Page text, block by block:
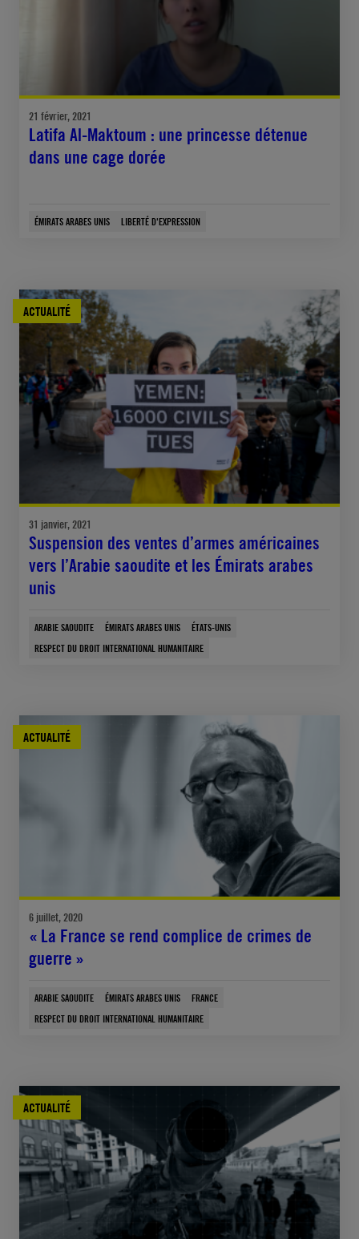
21 février, 2021
Latifa Al-Maktoum : une princesse détenue
dans une cage dorée
ÉMIRATS ARABES UNIS LIBERTÉ D'EXPRESSION
ACTUALITÉ
31 janvier, 2021
Suspension des ventes d’armes américaines
vers l’Arabie saoudite et les Émirats arabes
unis
ARABIE SAOUDITE ÉMIRATS ARABES UNIS
ÉTATS-UNIS
RESPECT DU DROIT INTERNATIONAL HUMANITAIRE
ACTUALITÉ
6 juillet, 2020
« La France se rend complice de crimes de
guerre »
ARABIE SAOUDITE ÉMIRATS ARABES UNIS
FRANCE
RESPECT DU DROIT INTERNATIONAL HUMANITAIRE
ACTUALITÉ